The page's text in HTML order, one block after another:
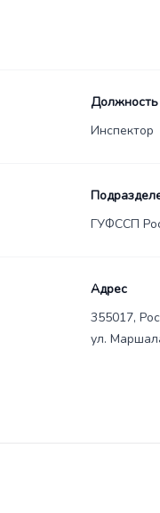
Должность
Инспектор
ГУФССП
Адрес
355017,
ул.